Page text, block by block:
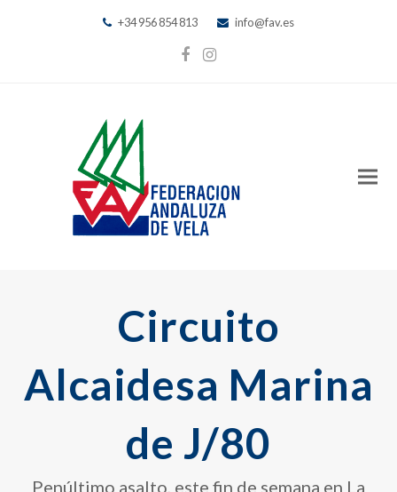
+34 956 854 813 info@fav.es
Facebook
Instagram
Circuito
Alcaidesa Marina
de J/80
Penúltimo asalto, este fin de semana en La